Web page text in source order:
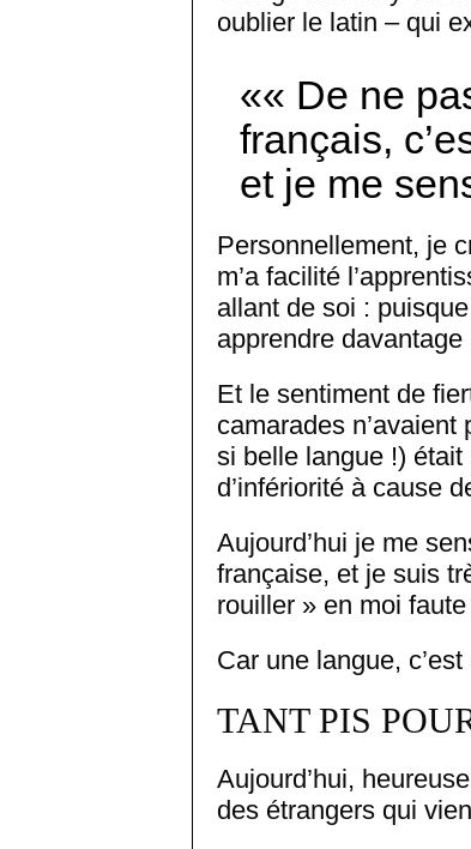
oublier le latin – qui
« De ne
français,
et je me
Personnellement, je
m’a facilité
allant de soi :
apprendre davantage
Et le sentiment de
camarades n’avaient
si belle langue !)
d’infériorité à cause
Aujourd’hui je me
française, et je suis
rouiller » en moi
Car une langue,
TANT PIS
Aujourd’hui,
des étrangers qui